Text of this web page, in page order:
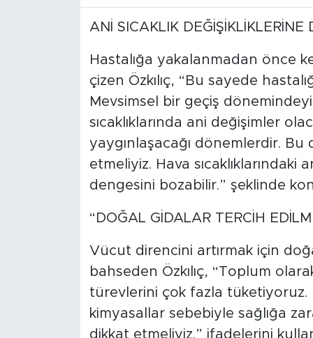
ANİ SICAKLIK DEĞİŞİKLİKLERİNE
Hastalığa yakalanmadan önce
çizen Özkılıç, “Bu sayede
Mevsimsel bir geçiş
sıcaklıklarında ani değişimler
yaygınlaşacağı dönemlerdir.
etmeliyiz. Hava sıcaklıklarındaki
dengesini bozabilir.” şeklinde
“DOĞAL GİDALAR TERCİH
Vücut direncini artırmak için
bahseden Özkılıç, “Toplum
türevlerini çok fazla tüketiyoruz.
kimyasallar sebebiyle sağlığa
dikkat etmeliyiz.” ifadelerini